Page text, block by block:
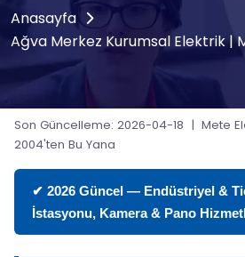
Anasayfa
Ağva Merkez Kurumsal Elektrik |
Son Güncelleme: 2026-04-18 | Mete
2004'ten Bu Yana
✔ 2026 Güncel — Endüstriyel &
İstasyonu, Kamera & Pano